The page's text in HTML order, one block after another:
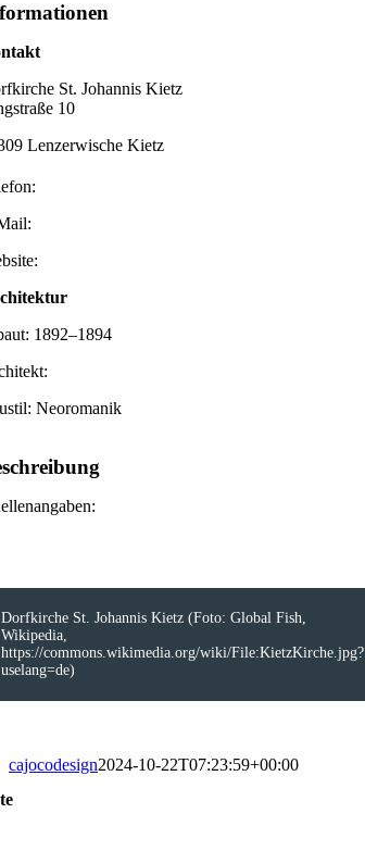
St. Johannis Kietz
10
Lenzerwische Kietz
1892–1894
Neoromanik
Dorfkirche St. Johannis Kietz (Foto: Global Fish,
Wikipedia,
https://commons.wikimedia.org/wiki/File:KietzKirche.jpg?
uselang=de)
cajocodesign2024-10-22T07:23:59+00:00